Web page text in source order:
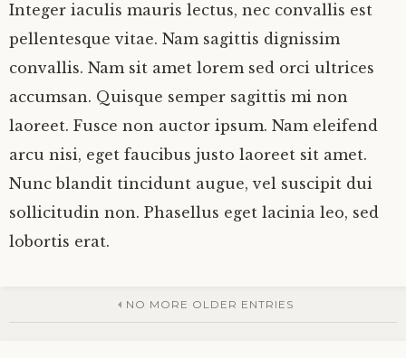
Integer iaculis mauris lectus, nec convallis est
pellentesque vitae. Nam sagittis dignissim
convallis. Nam sit amet lorem sed orci ultrices
accumsan. Quisque semper sagittis mi non
laoreet. Fusce non auctor ipsum. Nam eleifend
arcu nisi, eget faucibus justo laoreet sit amet.
Nunc blandit tincidunt augue, vel suscipit dui
sollicitudin non. Phasellus eget lacinia leo, sed
lobortis erat.
NO MORE OLDER ENTRIES